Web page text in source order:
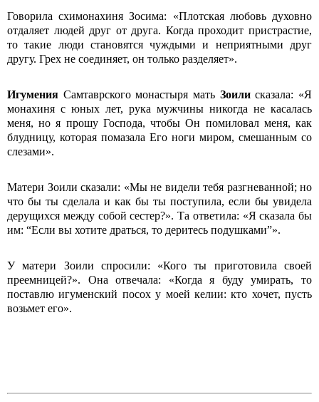
Говорила схимонахиня Зосима: «Плотская любовь духовно
отдаляет людей друг от друга. Когда проходит пристрастие,
то такие люди становятся чуждыми и неприятными друг
другу. Грех не соединяет, он только разделяет».
Игумения Самтаврского монастыря мать Зоилисказала: «Я
монахиня с юных лет, рука мужчины никогда не касалась
меня, но я прошу Господа, чтобы Он помиловал меня, как
блудницу, которая помазала Его ноги миром, смешанным со
слезами».
Матери Зоили сказали: «Мы не видели тебя разгневанной; но
что бы ты сделала и как бы ты поступила, если бы увидела
дерущихся между собой сестер?». Та ответила: «Я сказала бы
им: “Если вы хотите драться, то деритесь подушками”».
У матери Зоили спросили: «Кого ты приготовила своей
преемницей?». Она отвечала: «Когда я буду умирать, то
поставлю игуменский посох у моей келии: кто хочет, пусть
возьмет его».